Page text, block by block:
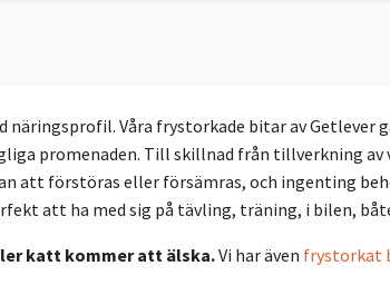
Våra frystorkade bitar av Getlever
promenaden. Till skillnad från tillverkning
att förstöras eller försämras, och ingenting
att ha med sig på tävling, träning, i bilen,
katt kommer att älska.Vi har även frystorkat